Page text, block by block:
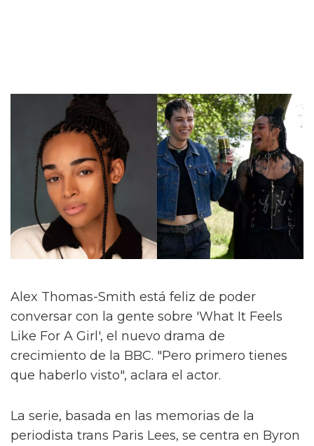
Alex Thomas-Smith está feliz de poder
conversar con la gente sobre 'What It Feels
Like For A Girl', el nuevo drama de
crecimiento de la BBC. "Pero primero tienes
que haberlo visto", aclara el actor.
La serie, basada en las memorias de la
periodista trans Paris Lees, se centra en Byron